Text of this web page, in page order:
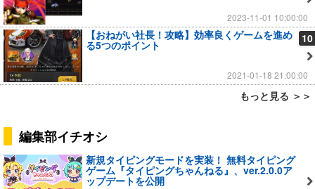
2023-11-01 10:00:00
10
【おねがい社長！攻略】効率良くゲームを進め
る5つのポイント
2021-01-18 21:00:00
もっと見る ＞＞
編集部イチオシ
新規タイピングモードを実装！ 無料タイピング
ゲーム『タイピングちゃんねる』、ver.2.0.0ア
ップデートを公開